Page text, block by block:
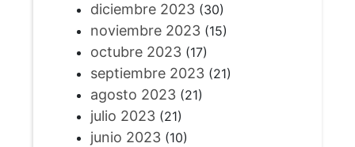
diciembre 2023(30)
noviembre 2023(15)
octubre 2023(17)
septiembre 2023(21)
agosto 2023(21)
julio 2023(21)
junio 2023(10)